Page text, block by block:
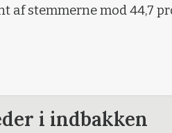
af stemmerne mod 44,7
i indbakken